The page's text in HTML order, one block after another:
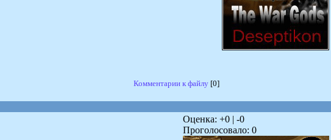
Комментарии к файлу [0]
Оценка: +0 | -0
Проголосовало: 0